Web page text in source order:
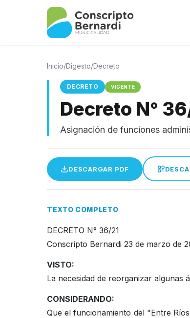
Inicio/Digesto/Decreto
DECRETO VIGENTE
Decreto N°
Asignación de funciones
DESCARGAR PDF
TEXTO COMPLETO
DECRETO N° 36/21
Conscripto Bernardi 23 de marzo de
VISTO:
La necesidad de reorganizar algunas
CONSIDERANDO:
Que el funcionamiento del "Entre